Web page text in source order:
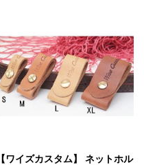
【ワイズカスタム】 ネットホル